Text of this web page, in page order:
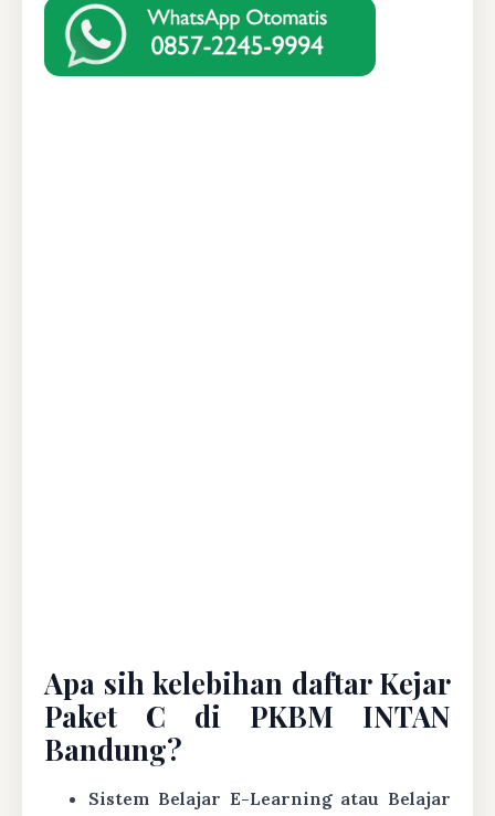
Apa sih kelebihan daftar Kejar
Paket C di PKBM INTAN
Bandung?
Sistem Belajar E-Learning atau Belajar